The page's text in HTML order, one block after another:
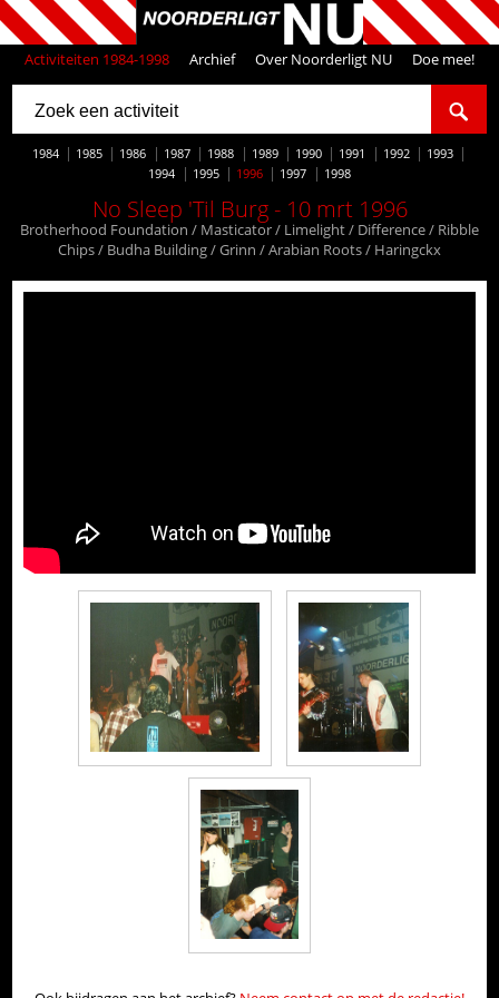
Activiteiten 1984-1998 Archief Over Noorderligt NU Doe mee!
1984 1985 1986 1987 1988 1989 1990 1991 1992
1993
1994
1995 1996 1997 1998
No Sleep 'Til Burg - 10 mrt 1996
Brotherhood Foundation / Masticator / Limelight / Difference / Ribble
Chips / Budha Building / Grinn / Arabian Roots / Haringckx